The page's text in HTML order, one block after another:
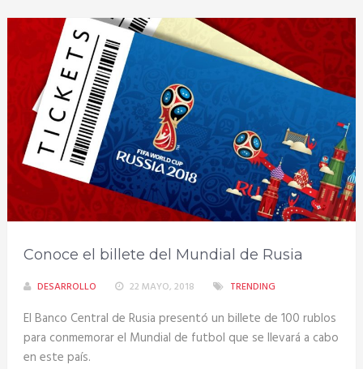
Conoce el billete del Mundial de Rusia
DESARROLLO 22 MAYO, 2018 TRENDING
El Banco Central de Rusia presentó un billete de 100 rublos
para conmemorar el Mundial de futbol que se llevará a cabo
en este país.